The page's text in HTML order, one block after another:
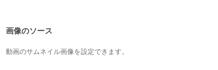
画像のソース
動画のサムネイル画像を設定できます。